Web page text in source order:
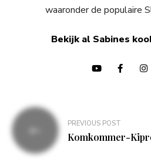
waaronder de populaire
Bekijk al Sabines
Bericht
navigatie
PREVIOUS POST
Komkommer-